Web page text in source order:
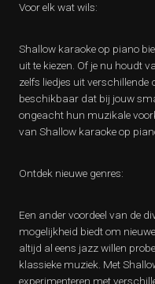
Voor elk wat wils:
Shallow karaoke op piano
uit te kiezen. Of je nu houdt
zelfs liedjes uit verschillende
beschikbaar dat bij jouw
ongeacht hun muzikale
van Shallow karaoke op
Ontdek nieuwe genres:
Een ander voordeel van de
mogelijkheid biedt om
altijd al eens jazz willen
klassieke muziek. Met
experimenteren met